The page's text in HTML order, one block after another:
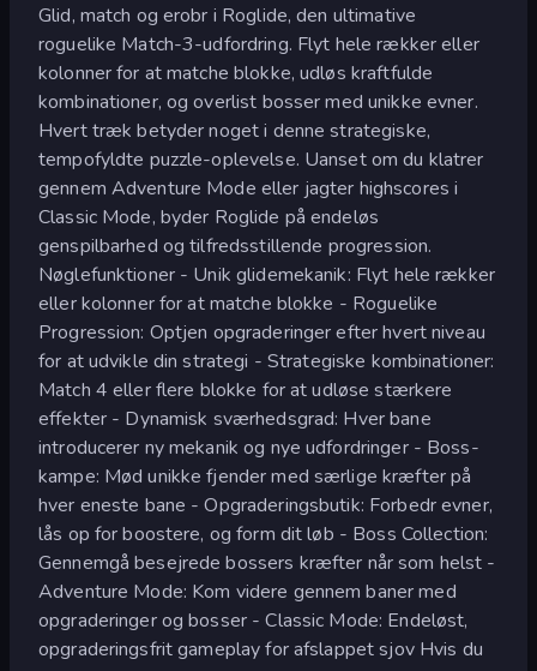
Glid, match og erobr i Roglide, den ultimative
roguelike Match-3-udfordring. Flyt hele rækker eller
kolonner for at matche blokke, udløs kraftfulde
kombinationer, og overlist bosser med unikke evner.
Hvert træk betyder noget i denne strategiske,
tempofyldte puzzle-oplevelse. Uanset om du klatrer
gennem Adventure Mode eller jagter highscores i
Classic Mode, byder Roglide på endeløs
genspilbarhed og tilfredsstillende progression.
Nøglefunktioner - Unik glidemekanik: Flyt hele rækker
eller kolonner for at matche blokke - Roguelike
Progression: Optjen opgraderinger efter hvert niveau
for at udvikle din strategi - Strategiske kombinationer:
Match 4 eller flere blokke for at udløse stærkere
effekter - Dynamisk sværhedsgrad: Hver bane
introducerer ny mekanik og nye udfordringer - Boss-
kampe: Mød unikke fjender med særlige kræfter på
hver eneste bane - Opgraderingsbutik: Forbedr evner,
lås op for boostere, og form dit løb - Boss Collection:
Gennemgå besejrede bossers kræfter når som helst -
Adventure Mode: Kom videre gennem baner med
opgraderinger og bosser - Classic Mode: Endeløst,
opgraderingsfrit gameplay for afslappet sjov Hvis du